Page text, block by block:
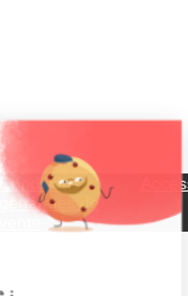
Conditions
générales de